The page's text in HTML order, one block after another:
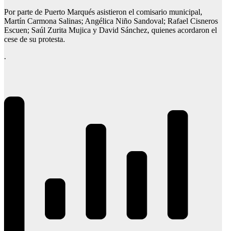
Por parte de Puerto Marqués asistieron el comisario municipal,
Martín Carmona Salinas; Angélica Niño Sandoval; Rafael Cisneros
Escuen; Saúl Zurita Mujica y David Sánchez, quienes acordaron el
cese de su protesta.
.